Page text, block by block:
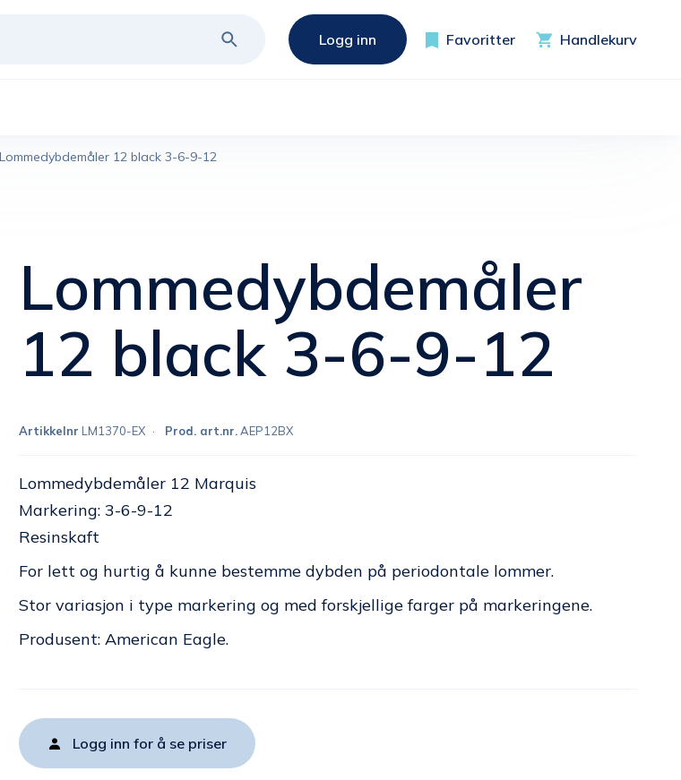
Logg inn Favoritter Handlekurv
Lommedybdemåler 12 black 3-6-9-12
Lommedybdemåler
12 black 3-6-9-12
Artikkelnr LM1370-EX Prod. art.nr.AEP12BX
Lommedybdemåler 12 Marquis
Markering: 3-6-9-12
Resinskaft
For lett og hurtig å kunne bestemme dybden på periodontale lommer.
Stor variasjon i type markering og med forskjellige farger på markeringene.
Produsent: American Eagle.
Logg inn for å se priser